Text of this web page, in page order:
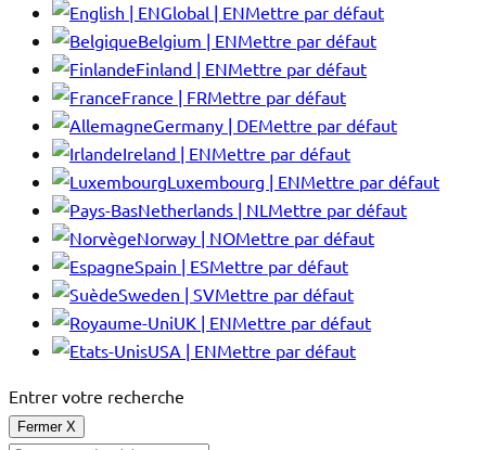
Global | ENMettre par défaut
Belgium | ENMettre par défaut
Finland | ENMettre par défaut
France | FRMettre par défaut
Germany | DEMettre par défaut
Ireland | ENMettre par défaut
Luxembourg | ENMettre par défaut
Netherlands | NL Mettre par défaut
Norway | NOMettre par défaut
Spain | ESMettre par défaut
Sweden | SVMettre par défaut
UK | ENMettre par défaut
USA | ENMettre par défaut
Entrer votre recherche
Fermer X